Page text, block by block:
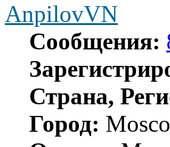
AnpilovVN
Сообщения:
Страна,
Город: